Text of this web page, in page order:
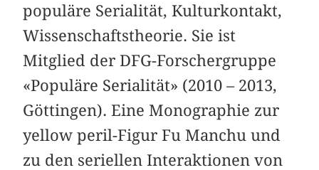
populäre Serialität, Kulturkontakt,
Wissenschaftstheorie. Sie ist
Mitglied der DFG-Forschergruppe
«Populäre Serialität» (2010 – 2013,
Göttingen). Eine Monographie zur
yellow peril-Figur Fu Manchu und
zu den seriellen Interaktionen von